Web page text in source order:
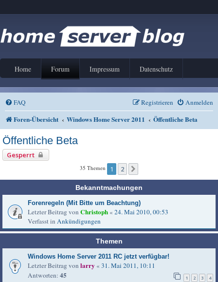
Home Forum Impressum Datenschutz
FAQ Anmelden
Registrieren
Foren-Übersicht Windows Home Server 2011 Öffentliche Beta
Öffentliche Beta
Gesperrt
35 Themen 1 2
Bekanntmachungen
Forenregeln (Mit Bitte um Beachtung)
Letzter Beitrag von Christoph « 24. Mai 2010, 00:53
Verfasst in Ankündigungen
Themen
Windows Home Server 2011 RC jetzt verfügbar!
Letzter Beitrag von larry « 31. Mai 2011, 10:11
Antworten: 45 1 2 3 4